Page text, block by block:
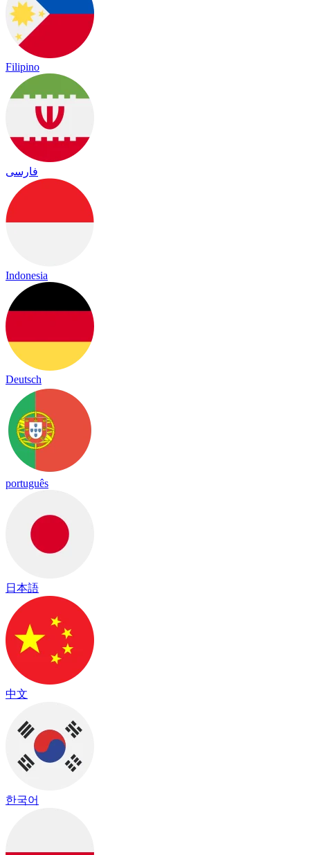
Filipino
فارسی
Indonesia
Deutsch
português
日本語
中文
한국어